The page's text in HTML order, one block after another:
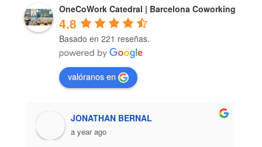
OneCoWork Catedral | Barcelona Coworking
4.8
Basado en 221 reseñas.
valóranos en
JONATHAN BERNAL
a year ago